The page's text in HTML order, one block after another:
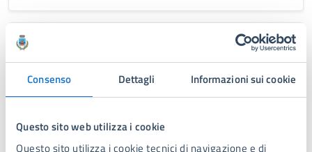
Consenso Dettagli Informazioni sui cookie
Questo sito web utilizza i cookie
Questo sito utilizza i cookie tecnici di navigazione e di
BIBLIOTECA
Biblioteca
sistema culturale del Comune di Forte dei Marmi,